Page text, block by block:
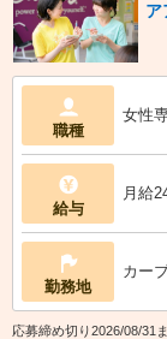
ア
職種
女性
給与
月給
勤務地
カー
応募締め切り2026/08/31